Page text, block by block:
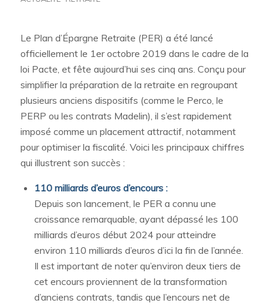
Le Plan d’Épargne Retraite (PER) a été lancé
officiellement le 1er octobre 2019 dans le cadre de la
loi Pacte, et fête aujourd’hui ses cinq ans. Conçu pour
simplifier la préparation de la retraite en regroupant
plusieurs anciens dispositifs (comme le Perco, le
PERP ou les contrats Madelin), il s’est rapidement
imposé comme un placement attractif, notamment
pour optimiser la fiscalité. Voici les principaux chiffres
qui illustrent son succès :
110 milliards d’euros d’encours :
Depuis son lancement, le PER a connu une
croissance remarquable, ayant dépassé les 100
milliards d’euros début 2024 pour atteindre
environ 110 milliards d’euros d’ici la fin de l’année.
Il est important de noter qu’environ deux tiers de
cet encours proviennent de la transformation
d’anciens contrats, tandis que l’encours net de